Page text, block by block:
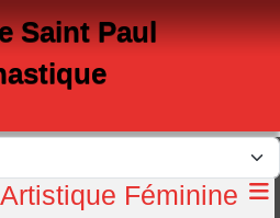
Saint Paul
Féminine